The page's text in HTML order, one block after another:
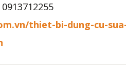
thiet-bi-dung-cu-